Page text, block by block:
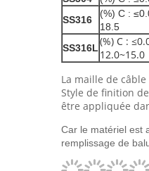
SS316
(%) C :
18.5
SS316L(%) C :
12.0~15.0
La maille de
Style de finition
être appliquée
Car le matériel est
remplissage de